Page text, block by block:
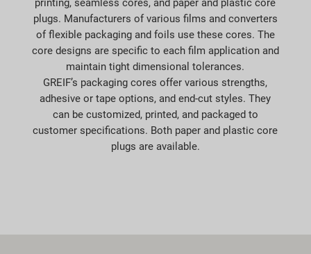
printing, seamless cores, and paper and plastic core
plugs. Manufacturers of various films and converters
of flexible packaging and foils use these cores. The
core designs are specific to each film application and
maintain tight dimensional tolerances.
GREIF’s packaging cores offer various strengths,
adhesive or tape options, and end-cut styles. They
can be customized, printed, and packaged to
customer specifications. Both paper and plastic core
plugs are available.